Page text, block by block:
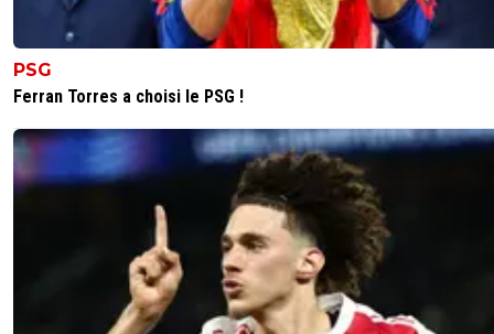
PSG
Ferran Torres a choisi le PSG !